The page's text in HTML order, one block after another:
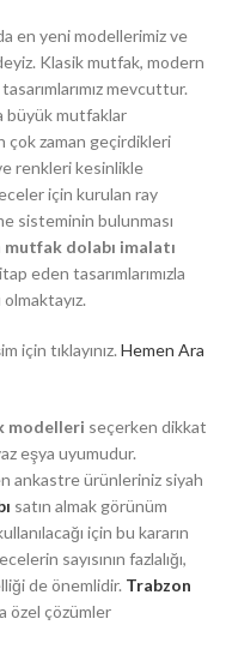
en yeni modellerimiz ve
Klasik mutfak, modern
mevcuttur.
büyük mutfaklar
çok zaman geçirdikleri
renkleri kesinlikle
için kurulan ray
sisteminin bulunması
mutfak dolabı imalatı
eden tasarımlarımızla
olmaktayız.
için tıklayınız. Hemen Ara
modelleri seçerken dikkat
eşya uyumudur.
ankastre ürünleriniz siyah
satın almak görünüm
için bu kararın
sayısının fazlalığı,
de önemlidir. Trabzon
özel çözümler